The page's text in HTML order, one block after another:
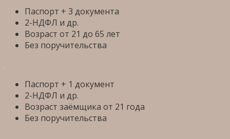
Паспорт + 3 документа
2-НДФЛ и др.
Возраст от 21 до 65 лет
Без поручительства
Паспорт + 1 документ
2-НДФЛ и др.
Возраст заёмщика от 21 года
Без поручительства